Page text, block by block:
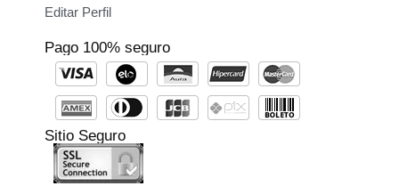
Editar Perfil
Pago 100% seguro
Sitio Seguro